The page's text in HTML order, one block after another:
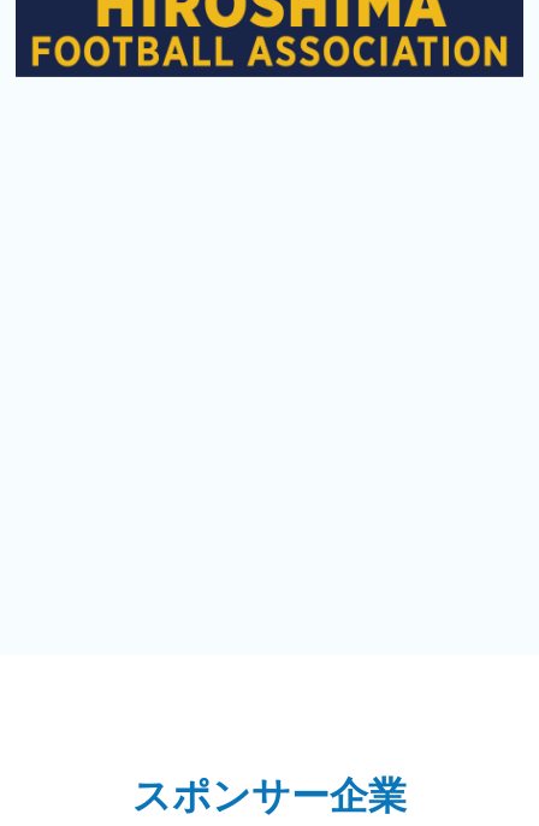
スポンサー企業